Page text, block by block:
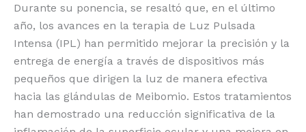
Durante su ponencia, se resaltó que, en el último
año, los avances en la terapia de Luz Pulsada
Intensa (IPL) han permitido mejorar la precisión y la
entrega de energía a través de dispositivos más
pequeños que dirigen la luz de manera efectiva
hacia las glándulas de Meibomio. Estos tratamientos
han demostrado una reducción significativa de la